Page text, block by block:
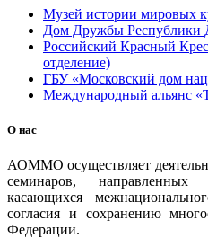
Музей истории мировых
Дом Дружбы Республики
Российский Красный
отделение)
ГБУ «Московский дом
Международный альянс
О нас
АОММО осуществляет
семинаров,
касающихся
согласия и сохранению
Федерации.